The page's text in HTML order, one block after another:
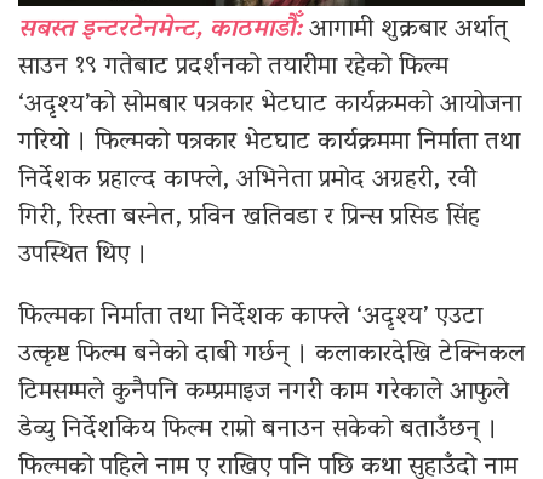
सबस्त इन्टरटेनमेन्ट, काठमाडौँ:आगामी शुक्रबार अर्थात्
साउन १९ गतेबाट प्रदर्शनको तयारीमा रहेको फिल्म
‘अदृश्य’को सोमबार पत्रकार भेटघाट कार्यक्रमको आयोजना
गरियो । फिल्मको पत्रकार भेटघाट कार्यक्रममा निर्माता तथा
निर्देशक प्रहाल्द काफ्ले, अभिनेता प्रमोद अग्रहरी, रवी
गिरी, रिस्ता बस्नेत, प्रविन खतिवडा र प्रिन्स प्रसिड सिंह
उपस्थित थिए ।
फिल्मका निर्माता तथा निर्देशक काफ्ले ‘अदृश्य’ एउटा
उत्कृष्ट फिल्म बनेको दाबी गर्छन् । कलाकारदेखि टेक्निकल
टिमसम्मले कुनैपनि कम्प्रमाइज नगरी काम गरेकाले आफुले
डेव्यु निर्देशकिय फिल्म राम्रो बनाउन सकेको बताउँछन् ।
फिल्मको पहिले नाम ए राखिए पनि पछि कथा सुहाउँदो नाम